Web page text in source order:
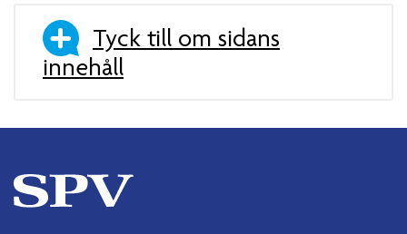
Tyck till om sidans
innehåll